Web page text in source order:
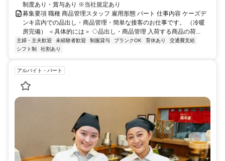
制度あり・賞与あり ※当社規定あり
募集要項 職種 商品管理スタッフ 雇用形態 パート 仕事内容 ケーズデ
ンキ店内での品出し・商品管理・簡単な接客のお仕事です。 （冷暖
房完備） ＜具体的には＞ ◇品出し・商品管理 入荷する商品の荷...
主婦・主夫歓迎 未経験者歓迎 制服貸与 ブランクOK 育休あり
交通費支給
シフト制
社割あり
アルバイト・パート